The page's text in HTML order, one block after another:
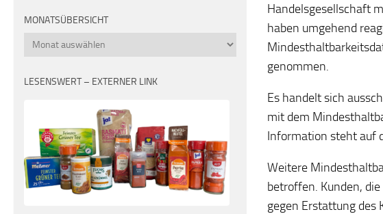
Handelsgesellschaft
haben umgehend
genommen.
Es handelt sich
mit dem
Information steht auf
Weitere
betroffen. Kunden,
gegen Erstattung des
MONATSÜBERSICHT
Monatsübersicht
LESENSWERT – EXTERNER LINK